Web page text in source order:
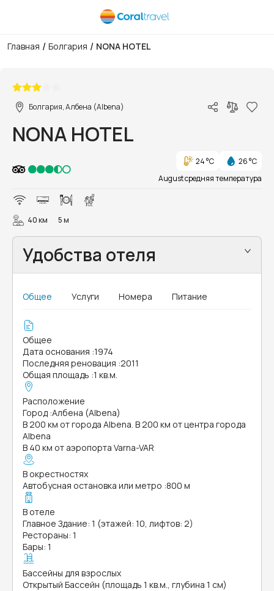
Главная / Болгария / NONA HOTEL
Болгария, Албена (Albena)
NONA HOTEL
24 °C
26 °C
August средняя температура
40 км 5 м
Удобства отеля
Общее Услуги Номера Питание
Общее
Дата основания :1974
Последняя реновация :2011
Общая площадь :1 кв.м.
Расположение
Город :Албена (Albena)
В 200 км от города Albena. В 200 км от центра города
Albena
В 40 км от аэропорта Varna-VAR
В окрестностях
Автобусная остановка или метро :800 м
В отеле
Главное Здание: 1 (этажей: 10, лифтов: 2)
Рестораны: 1
Бары: 1
Бассейны для взрослых
Открытый Бассейн (площадь 1 кв.м., глубина 1 см)